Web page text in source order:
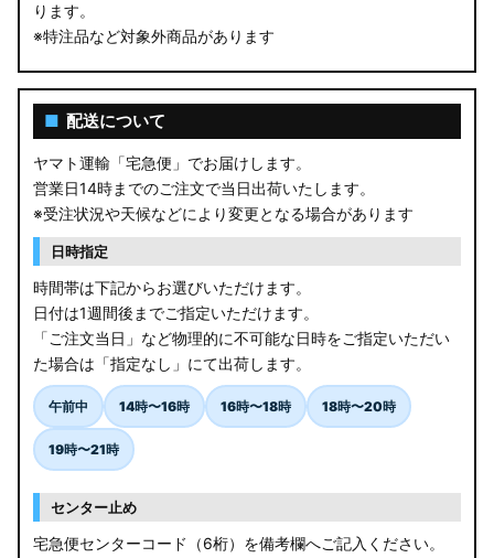
URJ201 LX570
AGL10W RX450h
USF/UVF4# LS600h
JF5/6 N-BOX カスタム
MK94S/MK54S スペーシア / カスタム
ZCEDS/ZDEDS/ZCDDS/ZDDDS スイフト
AZSH36W/AZSH37W クラウンスポーツ
LA400K コペン
汎用LEDバルブ
アウトレット
ります。
※特注品など対象外商品があります
■ 配送について
ヤマト運輸「宅急便」でお届けします。
営業日14時までのご注文で当日出荷いたします。
※受注状況や天候などにより変更となる場合があります
日時指定
時間帯は下記からお選びいただけます。
日付は1週間後までご指定いただけます。
「ご注文当日」など物理的に不可能な日時をご指定いただい
た場合は「指定なし」にて出荷します。
午前中 14時〜16時 16時〜18時 18時〜20時
19時〜21時
センター止め
宅急便センターコード（6桁）を備考欄へご記入ください。